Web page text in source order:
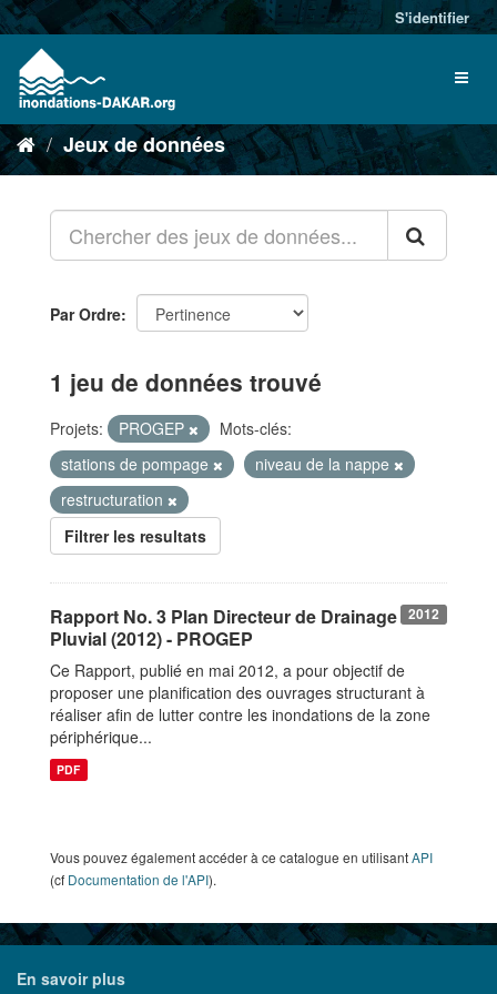
S'identifier
Jeux de données
Par Ordre
1 jeu de données trouvé
Projets: PROGEP
Mots-clés:
stations de pompage
niveau de la nappe
restructuration
Filtrer les resultats
2012
Rapport No. 3 Plan Directeur de Drainage
Pluvial (2012) - PROGEP
Ce Rapport, publié en mai 2012, a pour objectif de
proposer une planification des ouvrages structurant à
réaliser afin de lutter contre les inondations de la zone
périphérique...
PDF
Vous pouvez également accéder à ce catalogue en utilisantAPI
(cf Documentation de l'API).
En savoir plus